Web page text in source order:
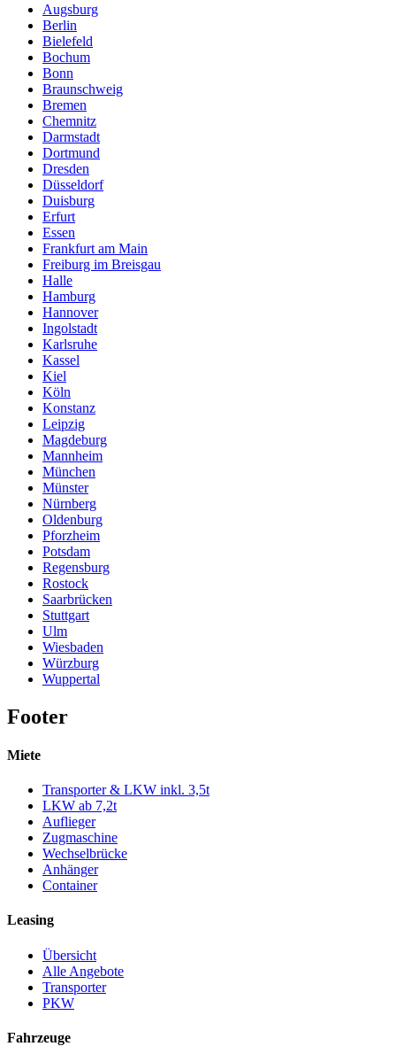
Augsburg
Berlin
Bielefeld
Bochum
Bonn
Braunschweig
Bremen
Chemnitz
Darmstadt
Dortmund
Dresden
Düsseldorf
Duisburg
Erfurt
Essen
Frankfurt am Main
Freiburg im Breisgau
Halle
Hamburg
Hannover
Ingolstadt
Karlsruhe
Kassel
Kiel
Köln
Konstanz
Leipzig
Magdeburg
Mannheim
München
Münster
Nürnberg
Oldenburg
Pforzheim
Potsdam
Regensburg
Rostock
Saarbrücken
Stuttgart
Ulm
Wiesbaden
Würzburg
Wuppertal
Footer
Miete
Transporter & LKW inkl. 3,5t
LKW ab 7,2t
Auflieger
Zugmaschine
Wechselbrücke
Anhänger
Container
Leasing
Übersicht
Alle Angebote
Transporter
PKW
Fahrzeuge